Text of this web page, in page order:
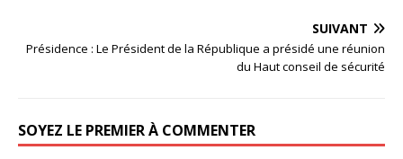
SUIVANT
Présidence : Le Président de la République a présidé une réunion
du Haut conseil de sécurité
SOYEZ LE PREMIER À COMMENTER